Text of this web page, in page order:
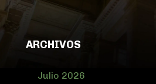
ARCHIVOS
Julio 2026